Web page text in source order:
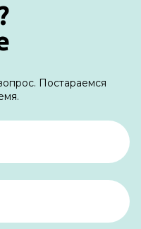
Постараемся